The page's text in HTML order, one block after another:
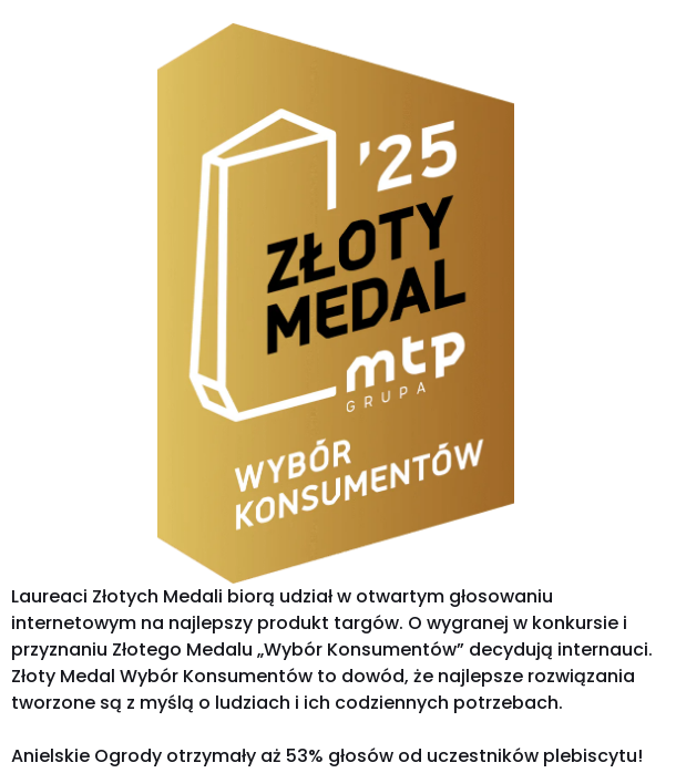
Laureaci Złotych Medali biorą udział w otwartym głosowaniu
internetowym na najlepszy produkt targów. O wygranej w konkursie i
przyznaniu Złotego Medalu „Wybór Konsumentów” decydują internauci.
Złoty Medal Wybór Konsumentów to dowód, że najlepsze rozwiązania
tworzone są z myślą o ludziach i ich codziennych potrzebach.
Anielskie Ogrody otrzymały aż 53% głosów od uczestników plebiscytu!